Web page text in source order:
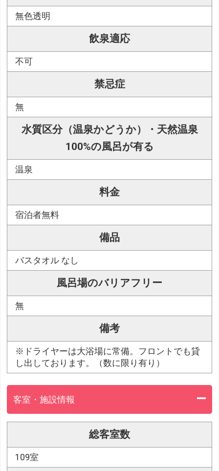
無色透明
飲泉適応
不可
禁忌症
無
水質区分（温泉かどうか）・天然温泉
100%の風呂が有る
温泉
料金
宿泊者無料
備品
バスタオル なし
風呂場のバリアフリー
無
備考
※ドライヤーは大浴場に常備。フロントでも貸
し出しております。（数に限り有り）
客室・施設情報
総客室数
109室